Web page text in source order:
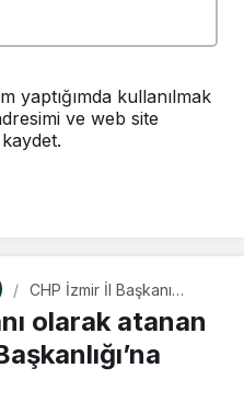
yaptığımda kullanılmak
ve web site
CHP İzmir İl Başkanı
olarak atanan Utku
Gümrükçü İl Başkanlığı’na
geldi
olarak atanan